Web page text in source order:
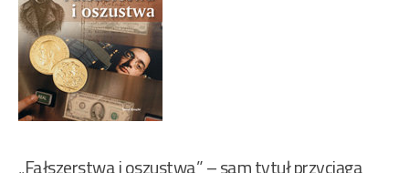
„Fałszerstwa i oszustwa” – sam tytuł przyciąga